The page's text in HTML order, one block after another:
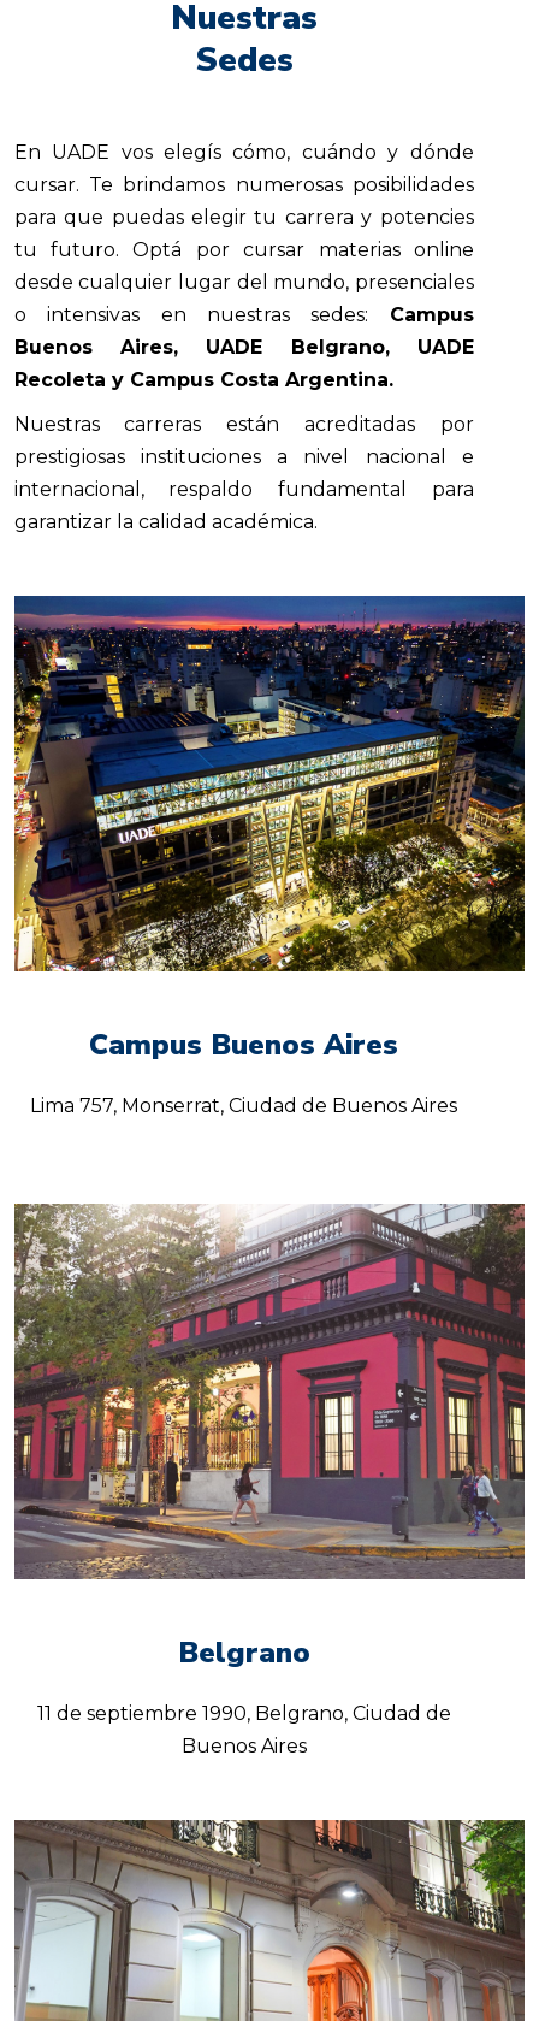
Nuestras
Sedes
En UADE vos elegís cómo, cuándo y dónde
cursar. Te brindamos numerosas posibilidades
para que puedas elegir tu carrera y potencies
tu futuro. Optá por cursar materias online
desde cualquier lugar del mundo, presenciales
o intensivas en nuestras sedes: Campus
Buenos Aires, UADE Belgrano, UADE
Recoleta y Campus Costa Argentina.
Nuestras carreras están acreditadas por
prestigiosas instituciones a nivel nacional e
internacional, respaldo fundamental para
garantizar la calidad académica.
Campus Buenos Aires
Lima 757, Monserrat, Ciudad de Buenos Aires
Belgrano
11 de septiembre 1990, Belgrano, Ciudad de
Buenos Aires